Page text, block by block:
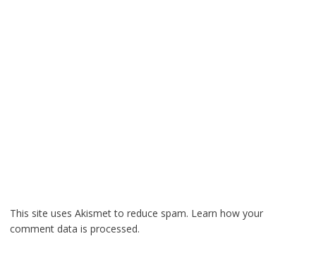
This site uses Akismet to reduce spam. Learn how your
comment data is processed.